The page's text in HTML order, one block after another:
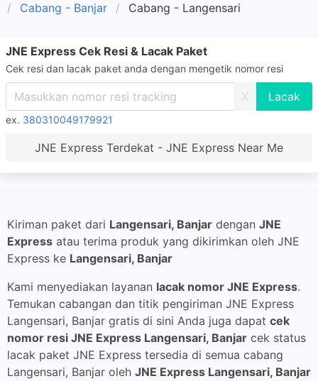
Cabang - Banjar
Cabang - Langensari
JNE Express Cek Resi & Lacak Paket
Cek resi dan lacak paket anda dengan mengetik nomor resi
X
ex. 380310049179921
JNE Express Terdekat - JNE Express Near Me
Kiriman paket dari Langensari, Banjar dengan JNE
Express atau terima produk yang dikirimkan oleh JNE
Express ke Langensari, Banjar
Kami menyediakan layanan lacak nomor JNE Express.
Temukan cabangan dan titik pengiriman JNE Express
Langensari, Banjar gratis di sini Anda juga dapat cek
nomor resi JNE Express Langensari, Banjar cek status
lacak paket JNE Express tersedia di semua cabang
Langensari, Banjar oleh JNE Express Langensari, Banjar